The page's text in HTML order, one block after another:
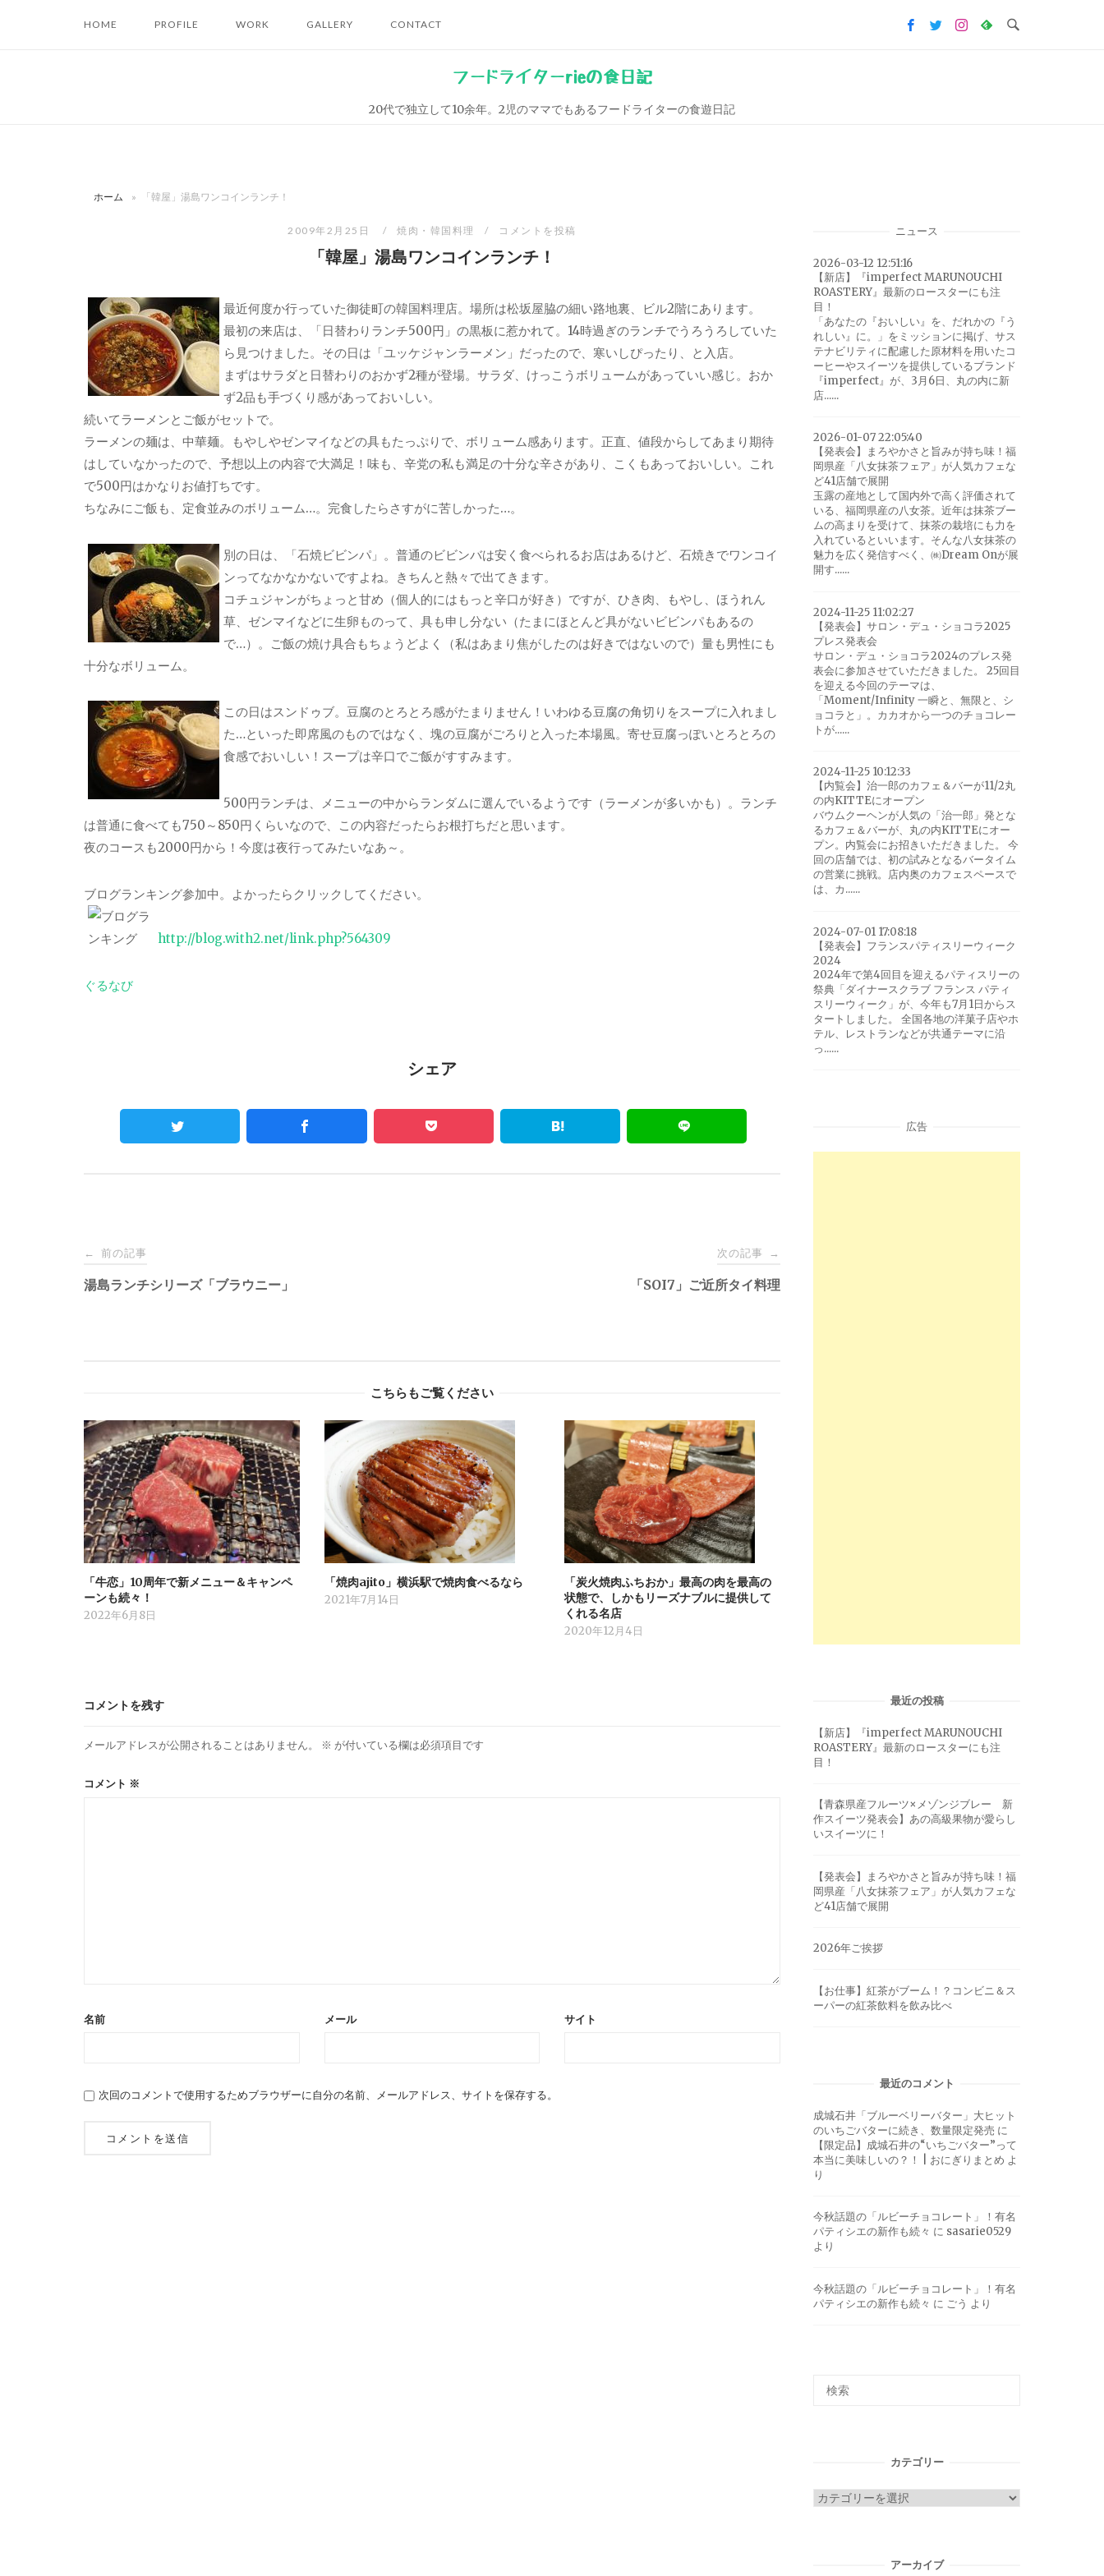
HOME PROFILE WORK GALLERY CONTACT
フードライターrieの食日記
20代で独立して10余年。2児のママでもあるフードライターの食遊日記
ホーム » 「韓屋」湯島ワンコインランチ！
2009年2月25日 焼肉・韓国料理 コメントを投稿
「韓屋」湯島ワンコインランチ！
最近何度か行っていた御徒町の韓国料理店。場所は松坂屋脇の細い路地裏、ビル2階にあります。
最初の来店は、「日替わりランチ500円」の黒板に惹かれて。14時過ぎのランチでうろうろしていた
ら見つけました。その日は「ユッケジャンラーメン」だったので、寒いしぴったり、と入店。
まずはサラダと日替わりのおかず2種が登場。サラダ、けっこうボリュームがあっていい感じ。おか
ず2品も手づくり感があっておいしい。
続いてラーメンとご飯がセットで。
ラーメンの麺は、中華麺。もやしやゼンマイなどの具もたっぷりで、ボリューム感あります。正直、値段からしてあまり期待
はしていなかったので、予想以上の内容で大満足！味も、辛党の私も満足の十分な辛さがあり、こくもあっておいしい。これ
で500円はかなりお値打ちです。
ちなみにご飯も、定食並みのボリューム…。完食したらさすがに苦しかった…。
別の日は、「石焼ビビンパ」。普通のビビンバは安く食べられるお店はあるけど、石焼きでワンコイ
ンってなかなかないですよね。きちんと熱々で出てきます。
コチュジャンがちょっと甘め（個人的にはもっと辛口が好き）ですが、ひき肉、もやし、ほうれん
草、ゼンマイなどに生卵ものって、具も申し分ない（たまにほとんど具がないビビンパもあるの
で…）。ご飯の焼け具合もちょうどよく（私はあまり焦がしたのは好きではないので）量も男性にも
十分なボリューム。
この日はスンドゥブ。豆腐のとろとろ感がたまりません！いわゆる豆腐の角切りをスープに入れまし
た…といった即席風のものではなく、塊の豆腐がごろりと入った本場風。寄せ豆腐っぽいとろとろの
食感でおいしい！スープは辛口でご飯がすすみます。
500円ランチは、メニューの中からランダムに選んでいるようです（ラーメンが多いかも）。ランチ
は普通に食べても750～850円くらいなので、この内容だったらお根打ちだと思います。
夜のコースも2000円から！今度は夜行ってみたいなあ～。
ブログランキング参加中。よかったらクリックしてください。
http://blog.with2.net/link.php?564309
ぐるなび
シェア
Post
navigation
← 前の記事
湯島ランチシリーズ「ブラウニー」
次の記事 →
「SOI7」ご近所タイ料理
こちらもご覧ください
「牛恋」10周年で新メニュー＆キャンペ
ーンも続々！
2022年6月8日
「焼肉ajito」横浜駅で焼肉食べるなら
2021年7月14日
「炭火焼肉ふちおか」最高の肉を最高の
状態で、しかもリーズナブルに提供して
くれる名店
2020年12月4日
コメントを残す
メールアドレスが公開されることはありません。 ※ が付いている欄は必須項目です
コメント ※
名前 メール サイト
次回のコメントで使用するためブラウザーに自分の名前、メールアドレス、サイトを保存する。
ニュース
2026-03-12 12:51:16
【新店】『imperfect MARUNOUCHI
ROASTERY』最新のロースターにも注
目！
「あなたの『おいしい』を、だれかの『う
れしい』に。」をミッションに掲げ、サス
テナビリティに配慮した原材料を用いたコ
ーヒーやスイーツを提供しているブランド
『imperfect』が、3月6日、丸の内に新
店......
2026-01-07 22:05:40
【発表会】まろやかさと旨みが持ち味！福
岡県産「八女抹茶フェア」が人気カフェな
ど41店舗で展開
玉露の産地として国内外で高く評価されて
いる、福岡県産の八女茶。近年は抹茶ブー
ムの高まりを受けて、抹茶の栽培にも力を
入れているといいます。そんな八女抹茶の
魅力を広く発信すべく、㈱Dream Onが展
開す......
2024-11-25 11:02:27
【発表会】サロン・デュ・ショコラ2025
プレス発表会
サロン・デュ・ショコラ2024のプレス発
表会に参加させていただきました。 25回目
を迎える今回のテーマは、
「Moment/Infinity 一瞬と、無限と、シ
ョコラと」。カカオから一つのチョコレー
トが......
2024-11-25 10:12:33
【内覧会】治一郎のカフェ＆バーが11/2丸
の内KITTEにオープン
バウムクーヘンが人気の「治一郎」発とな
るカフェ＆バーが、丸の内KITTEにオー
プン。内覧会にお招きいただきました。 今
回の店舗では、初の試みとなるバータイム
の営業に挑戦。店内奥のカフェスペースで
は、カ......
2024-07-01 17:08:18
【発表会】フランスパティスリーウィーク
2024
2024年で第4回目を迎えるパティスリーの
祭典「ダイナースクラブ フランス パティ
スリーウィーク」が、今年も7月1日からス
タートしました。 全国各地の洋菓子店やホ
テル、レストランなどが共通テーマに沿
っ......
広告
最近の投稿
【新店】『imperfect MARUNOUCHI
ROASTERY』最新のロースターにも注
目！
【青森県産フルーツ×メゾンジブレー 新
作スイーツ発表会】あの高級果物が愛らし
いスイーツに！
【発表会】まろやかさと旨みが持ち味！福
岡県産「八女抹茶フェア」が人気カフェな
ど41店舗で展開
2026年ご挨拶
【お仕事】紅茶がブーム！？コンビニ＆ス
ーパーの紅茶飲料を飲み比べ
最近のコメント
成城石井「ブルーベリーバター」大ヒット
のいちごバターに続き、数量限定発売 に
【限定品】成城石井の“いちごバター”って
本当に美味しいの？！ | おにぎりまとめ よ
り
今秋話題の「ルビーチョコレート」！有名
パティシエの新作も続々 に sasarie0529
より
今秋話題の「ルビーチョコレート」！有名
パティシエの新作も続々 に ごう より
カテゴリー
カ
アーカイブ